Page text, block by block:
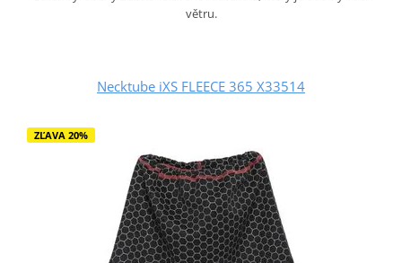
větru.
Necktube iXS FLEECE 365 X33514
ZĽAVA 20%